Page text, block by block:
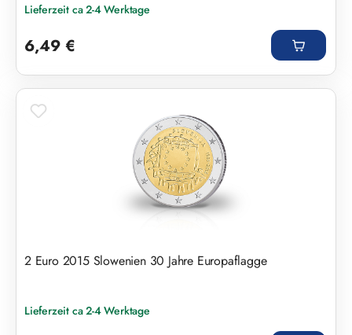
Lieferzeit ca 2-4 Werktage
6,49 €
2 Euro 2015 Slowenien 30 Jahre Europaflagge
Lieferzeit ca 2-4 Werktage